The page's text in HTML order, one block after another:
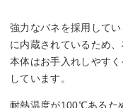
強力なバネを採用して
に内蔵されているため
本体はお手入れしやす
しています。
耐熱温度が100℃あるた